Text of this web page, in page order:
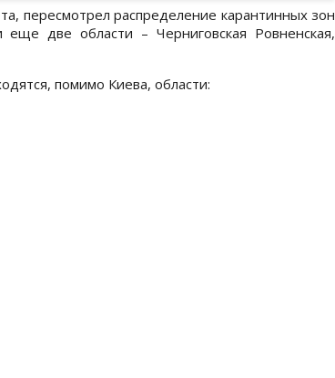
пересмотрел распределение карантинных зон
две области – Черниговская Ровненская,
помимо Киева, области: